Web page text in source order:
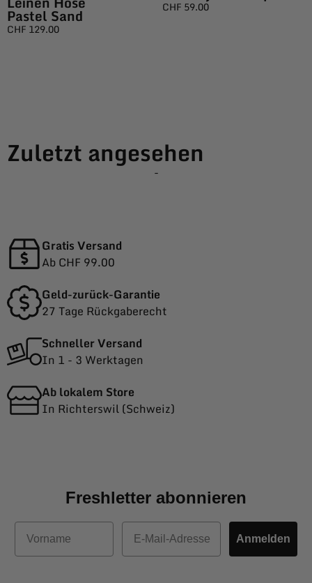
Pastel Sand
CHF 129.00
CHF 59.00
Zuletzt angesehen
-
Gratis Versand
Ab CHF 99.00
Geld-zurück-Garantie
27 Tage Rückgaberecht
Schneller Versand
In 1 - 3 Werktagen
Ab lokalem Store
In Richterswil (Schweiz)
Freshletter abonnieren
Vorname
E-Mail
Anmelden